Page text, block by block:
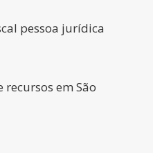
pessoa jurídica
em São